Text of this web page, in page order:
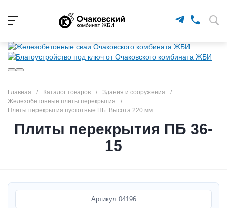
Главная / Каталог товаров / Здания и сооружения
/
Железобетонные плиты перекрытия
/
Плиты перекрытия пустотные ПБ. Высота 220 мм.
Плиты перекрытия ПБ 36-
15
Артикул 04196